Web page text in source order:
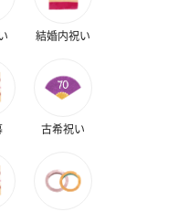
結婚内祝い
古希祝い